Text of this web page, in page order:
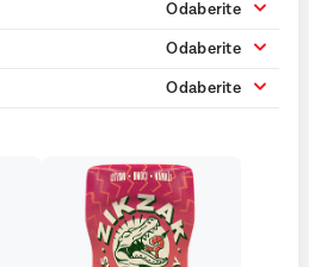
Odaberite
Odaberite
Odaberite